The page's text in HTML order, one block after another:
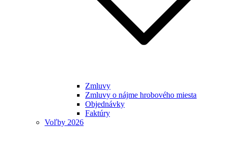
Zmluvy
Zmluvy o nájme hrobového miesta
Objednávky
Faktúry
Voľby 2026